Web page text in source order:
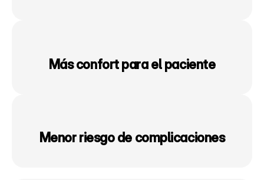
Más confort para el paciente
Menor riesgo de complicaciones